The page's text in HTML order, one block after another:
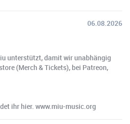
06.08.2026
unterstützt, damit wir unabhängig
(Merch & Tickets), bei Patreon,
ihr hier. www.miu-music.org